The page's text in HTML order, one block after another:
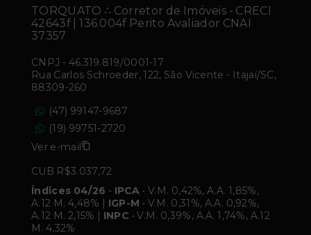
TORQUATO ∴ Corretor de Imóveis - CRECI
42643f | 136.004f Perito Avaliador CNAI
37357
CNPJ - 46.319.819/0001-17
Rua Carlos Schroeder, 122, São Vicente - Itajaí/SC,
88309-260
(47) 99147-9687
(19) 99751-2720
Ver e-mail
CUB R$3.037,72
Índices 04/26 - IPCA • V.M. 0,42%, A.A. 1,85%,
A.12 M. 4,48% | IGP-M • V.M. 0,31%, A.A. 0,92%,
A.12 M. 2,15% | INPC • V.M. 0,39%, A.A. 1,74%, A.12
M. 4,32%